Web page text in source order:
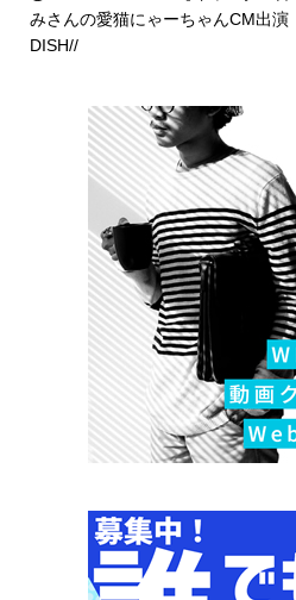
みさんの愛猫にゃーちゃんCM出
DISH//